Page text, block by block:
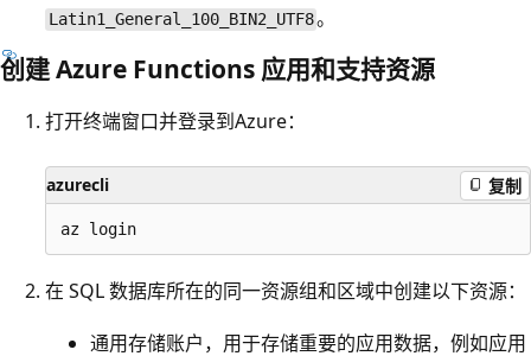
Latin1_General_100_BIN2_UTF8。
创建 Azure Functions 应用和支持资源
打开终端窗口并登录到Azure：
azurecli 复制
在 SQL 数据库所在的同一资源组和区域中创建以下资源：
通用存储账户，用于存储重要的应用数据，例如应用